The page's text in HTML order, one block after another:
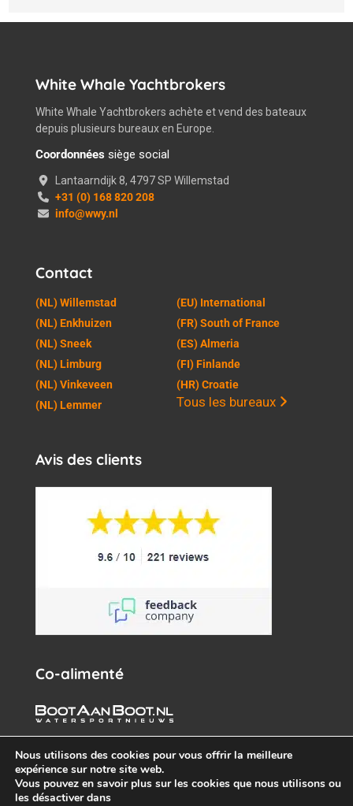
White Whale Yachtbrokers
White Whale Yachtbrokers achète et vend des bateaux
depuis plusieurs bureaux en Europe.
Coordonnées siège social
Lantaarndijk 8, 4797 SP Willemstad
+31 (0) 168 820 208
info@wwy.nl
Contact
(NL) Willemstad
(NL) Enkhuizen
(NL) Sneek
(NL) Limburg
(NL) Vinkeveen
(NL) Lemmer
(EU) International
(FR) South of France
(ES) Almeria
(FI) Finlande
(HR) Croatie
Tous les bureaux
Avis des clients
Co-alimenté
Nous utilisons des cookies pour vous offrir la meilleure
expérience sur notre site web.
Vous pouvez en savoir plus sur les cookies que nous utilisons ou
les désactiver dans